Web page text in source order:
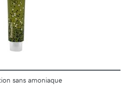
sans amoniaque